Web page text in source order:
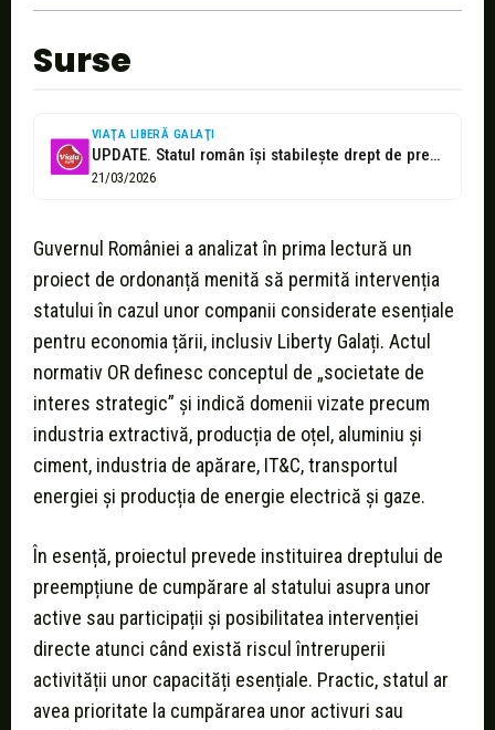
Surse
VIAŢA LIBERĂ GALAŢI
UPDATE. Statul român își stabilește drept de preempțiune pe oțel, energie și...
21/03/2026
Guvernul României a analizat în prima lectură un
proiect de ordonanță menită să permită intervenția
statului în cazul unor companii considerate esențiale
pentru economia țării, inclusiv Liberty Galați. Actul
normativ OR definesc conceptul de „societate de
interes strategic” și indică domenii vizate precum
industria extractivă, producția de oțel, aluminiu și
ciment, industria de apărare, IT&C, transportul
energiei și producția de energie electrică și gaze.
În esență, proiectul prevede instituirea dreptului de
preempțiune de cumpărare al statului asupra unor
active sau participații și posibilitatea intervenției
directe atunci când există riscul întreruperii
activității unor capacități esențiale. Practic, statul ar
avea prioritate la cumpărarea unor activuri sau